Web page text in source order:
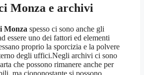
Monza e archivi
Monza spesso ci sono anche gli
essere uno dei fattori ed elementi
proprio la sporcizia e la polvere
degli uffici.Negli archivi ci sono
che possono rimanere anche per
ma ciononostante si possono